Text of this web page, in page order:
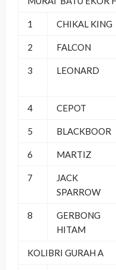
1 CHIKAL KING
2 FALCON
3 LEONARD
4 CEPOT
5 BLACKBOOR
6 MARTIZ
7
JACK
SPARROW
8
GERBONG
HITAM
KOLIBRI GURAH A